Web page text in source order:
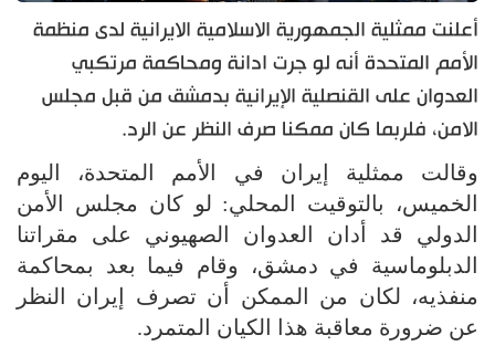
أعلنت ممثلية الجمهورية الاسلامية الايرانية لدى منظمة
الأمم المتحدة أنه لو جرت ادانة ومحاكمة مرتكبي
العدوان على القنصلية الإيرانية بدمشق من قبل مجلس
الامن، فلربما كان ممكنا صرف النظر عن الرد.
وقالت ممثلية إيران في الأمم المتحدة، اليوم
الخميس، بالتوقيت المحلي: لو كان مجلس الأمن
الدولي قد أدان العدوان الصهيوني على مقراتنا
الدبلوماسية في دمشق، وقام فيما بعد بمحاكمة
منفذيه، لكان من الممكن أن تصرف إيران النظر
عن ضرورة معاقبة هذا الكيان المتمرد.